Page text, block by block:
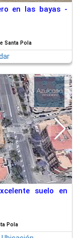
en las bayas -
Santa Pola
suelo en
Pola